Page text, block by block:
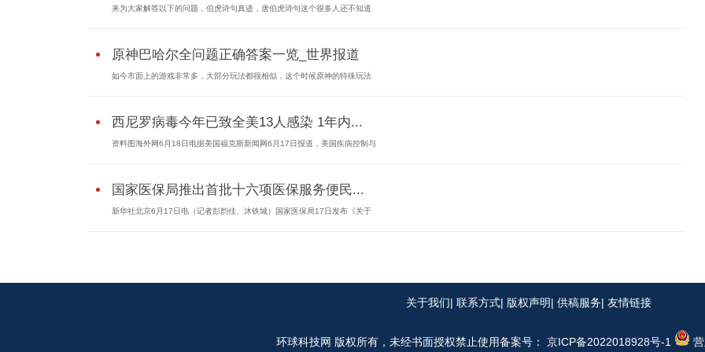
来为大家解答以下的问题，伯虎诗句真迹，唐伯虎诗句这个很多人还不知道
原神巴哈尔全问题正确答案一览_世界报道
如今市面上的游戏非常多，大部分玩法都很相似，这个时候原神的特殊玩法
西尼罗病毒今年已致全美13人感染 1年内...
资料图海外网6月18日电据美国福克斯新闻网6月17日报道，美国疾病控制与
国家医保局推出首批十六项医保服务便民...
新华社北京6月17日电（记者彭韵佳、沐铁城）国家医保局17日发布《关于
关于我们| 联系方式| 版权声明| 供稿服务| 友情链接
环球科技网 版权所有，未经书面授权禁止使用备案号： 京ICP备2022018928号-1